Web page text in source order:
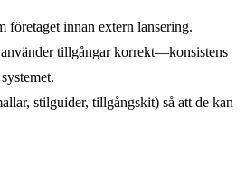
företaget innan extern lansering.
tillgångar korrekt—konsistens
stilguider, tillgångskit) så att de kan